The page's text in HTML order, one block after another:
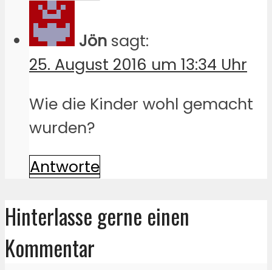
Jön sagt:
25. August 2016 um 13:34 Uhr
Wie die Kinder wohl gemacht
wurden?
Antworte
Hinterlasse gerne einen
Kommentar